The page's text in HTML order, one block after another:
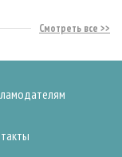
Смотреть все